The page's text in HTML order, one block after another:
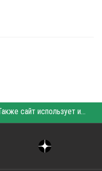
Этот сайт использует «cookies». Также сайт использует интернет-сервис для сбора технических данных касательно посетителей с целью получения маркетинговой и статистической информации. Условия обработки данных посетителей сайта см.